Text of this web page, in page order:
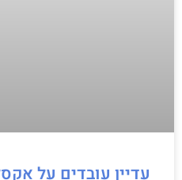
עדיין עובדים על